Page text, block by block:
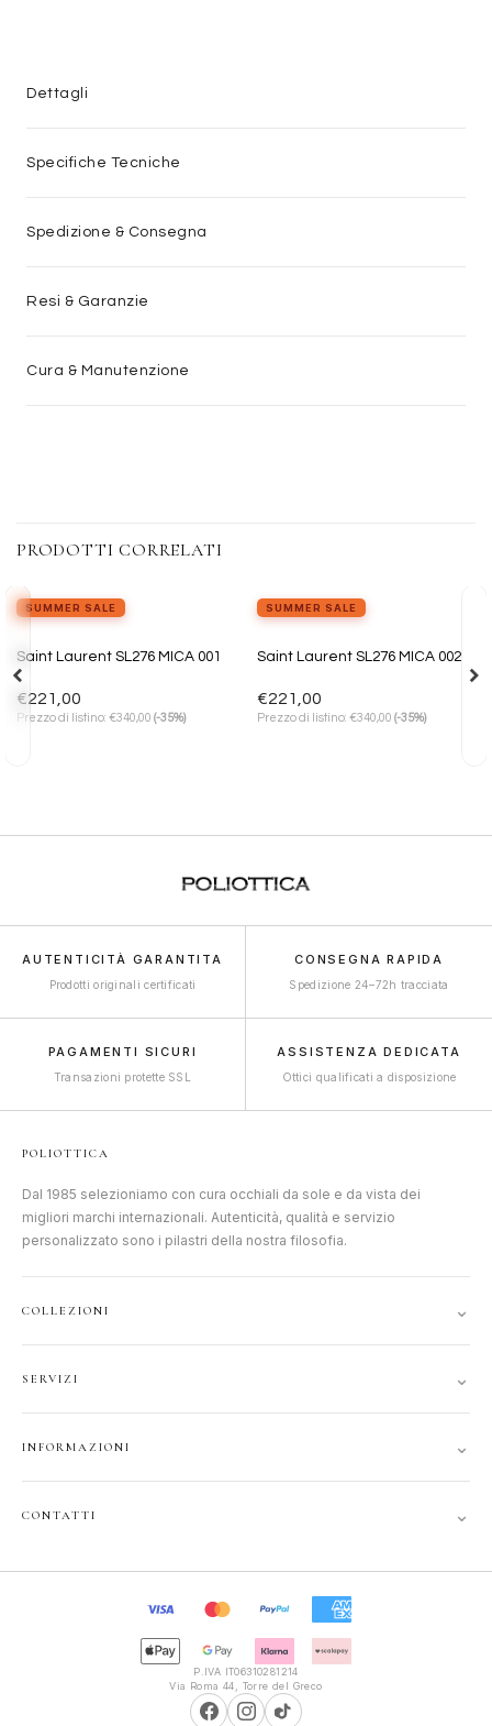
Dettagli
Specifiche Tecniche
Spedizione & Consegna
Resi & Garanzie
Cura & Manutenzione
PRODOTTI CORRELATI
Aggiungi
alla lista
SUMMER SALE
Saint Laurent SL276 MICA 001
€221,00
Prezzo di listino: €340,00 (-35%)
Aggiungi
alla lista
SUMMER SALE
Saint Laurent SL276 MICA 002
€221,00
Prezzo di listino: €340,00 (-35%)
AUTENTICITÀ GARANTITA
Prodotti originali certificati
CONSEGNA RAPIDA
Spedizione 24–72h tracciata
PAGAMENTI SICURI
Transazioni protette SSL
ASSISTENZA DEDICATA
Ottici qualificati a disposizione
POLIOTTICA
Dal 1985 selezioniamo con cura occhiali da sole e da vista dei
migliori marchi internazionali. Autenticità, qualità e servizio
personalizzato sono i pilastri della nostra filosofia.
COLLEZIONI ⌄
JUNIOR
GIFT CARD
SERVIZI ⌄
SPEDIZIONI
RECESSO
INFORMAZIONI ⌄
CONTATTI ⌄
9:30–13:00, 16:00–20:00
P.IVA IT06310281214
Via Roma 44, Torre del Greco